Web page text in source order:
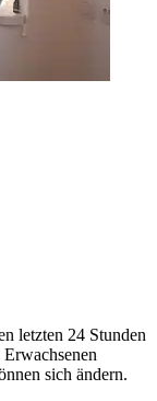
letzten 24 Stunden
sich ändern.